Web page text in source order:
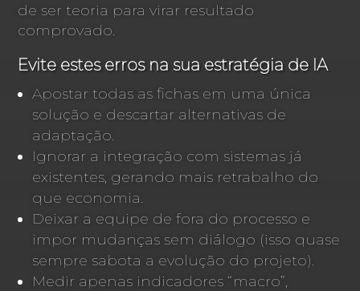
de ser teoria para virar resultado
comprovado.
Evite estes erros na sua estratégia de IA
Apostar todas as fichas em uma única
solução e descartar alternativas de
adaptação.
Ignorar a integração com sistemas já
existentes, gerando mais retrabalho do
que economia.
Deixar a equipe de fora do processo e
impor mudanças sem diálogo (isso quase
sempre sabota a evolução do projeto).
Medir apenas indicadores “macro”,